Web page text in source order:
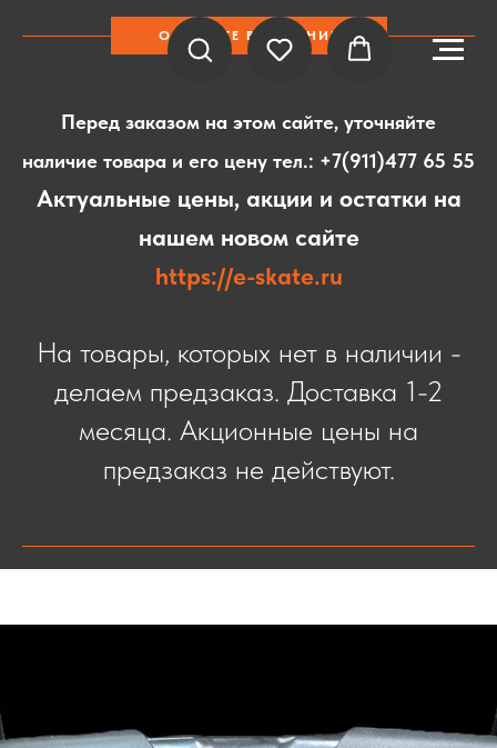
ОБРАТИТЕ ВНИМАНИЕ
Перед заказом на этом сайте, уточняйте
наличие товара и его цену тел.: +7(911)477 65 55
Актуальные цены, акции и остатки на
нашем новом сайте
https://e-skate.ru
На товары, которых нет в наличии -
делаем предзаказ. Доставка 1-2
месяца. Акционные цены на
предзаказ не действуют.